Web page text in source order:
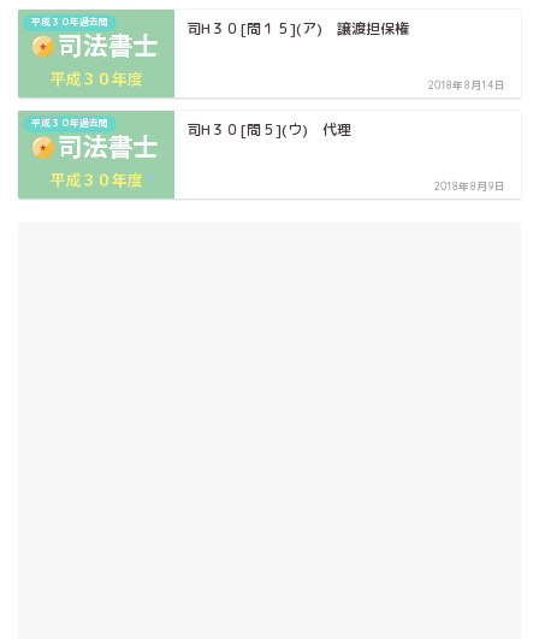
平成３０年過去問 司H３０[問１５](ア) 譲渡担保権
2018年8月14日
平成３０年過去問 司H３０[問５](ウ) 代理
2018年8月9日